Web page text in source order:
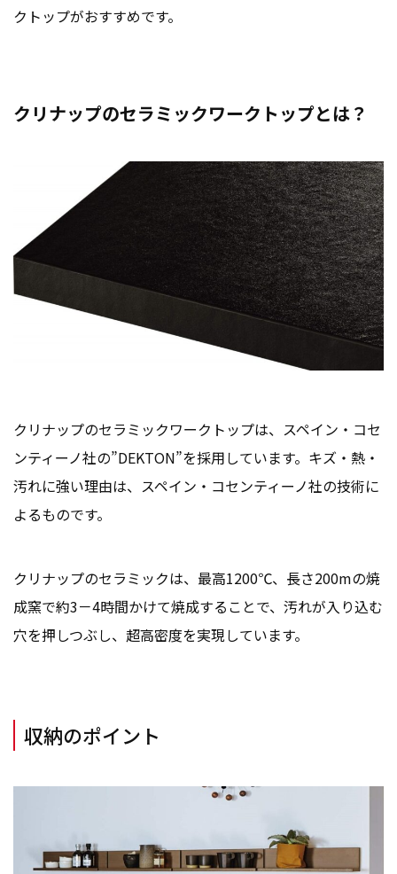
クトップがおすすめです。
クリナップのセラミックワークトップとは？
クリナップのセラミックワークトップは、スペイン・コセ
ンティーノ社の”DEKTON”を採用しています。キズ・熱・
汚れに強い理由は、スペイン・コセンティーノ社の技術に
よるものです。
クリナップのセラミックは、最高1200℃、長さ200mの焼
成窯で約3－4時間かけて焼成することで、汚れが入り込む
穴を押しつぶし、超高密度を実現しています。
収納のポイント